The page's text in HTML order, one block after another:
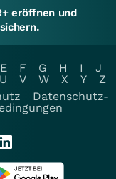
eröffnen und
E F G H I
J
U V W X Y
Z
Datenschutz-